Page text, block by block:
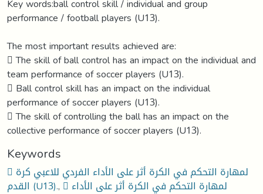
Key words:ball control skill / individual and group
performance / football players (U13).
The most important results achieved are:
 The skill of ball control has an impact on the individual and
team performance of soccer players (U13).
 Ball control skill has an impact on the individual
performance of soccer players (U13).
 The skill of controlling the ball has an impact on the
collective performance of soccer players (U13).
Keywords
 لمهارة التحكم في الكرة أثر على الأداء الفردي للاعبي كرة
القدم (U13).,  لمهارة التحكم في الكرة أثر على الأداء